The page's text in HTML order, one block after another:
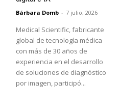
Bárbara Domb - 7 julio, 2026
Medical Scientific, fabricante
global de tecnología médica
con más de 30 años de
experiencia en el desarrollo
de soluciones de diagnóstico
por imagen, participó...